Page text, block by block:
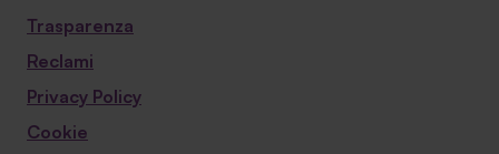
Trasparenza
Reclami
Privacy Policy
Cookie